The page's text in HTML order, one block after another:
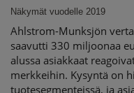
Näkymät vuodelle 2019
Ahlstrom-Munksjön
saavutti 330 miljoonaa
alussa asiakkaat
merkkeihin. Kysyntä on
tuotesegmenteissä, ja